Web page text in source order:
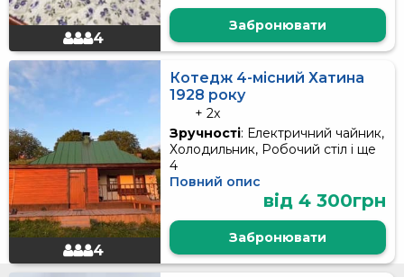
4
Забронювати
4
Котедж 4-місний Хатина
1928 року
+ 2x
Зручності: Електричний чайник,
Холодильник, Робочий стіл і ще
4
Повний опис
від 4 300грн
Забронювати